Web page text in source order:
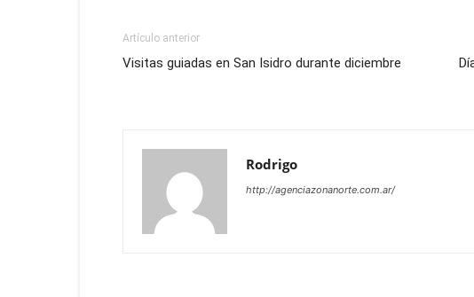
Artículo anterior
Visitas guiadas en San Isidro durante diciembre
Rodrigo
http://agenciazonanorte.com.ar/